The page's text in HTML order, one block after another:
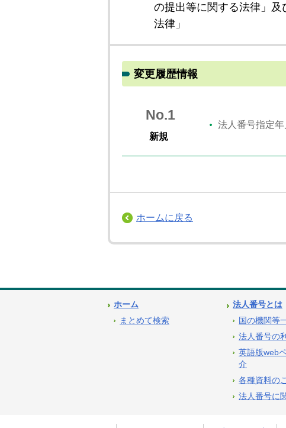
の提出等に関する法律」
法律」
変更履歴情報
No.1
新規
法人番号指定年
ホームに戻る
ホーム
まとめて検索
法人番号とは
国の機関等
法人番号の
英語版web
介
各種資料の
法人番号に